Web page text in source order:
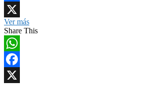
Facebook
X
Ver más
Share This
WhatsApp
Facebook